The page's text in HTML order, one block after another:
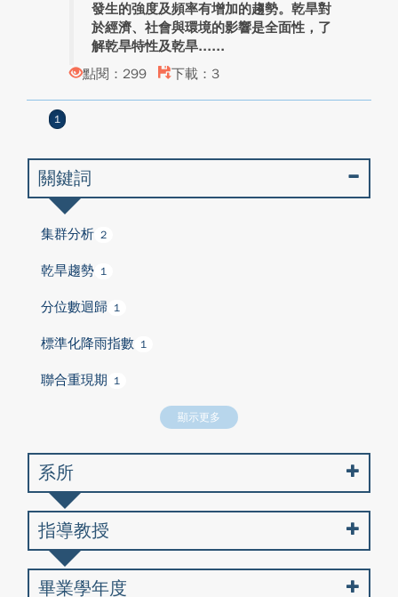
發生的強度及頻率有增加的趨勢。乾旱對
於經濟、社會與環境的影響是全面性，了
解乾旱特性及乾旱...
點閱：299
下載：3
1
關鍵詞
集群分析 2
乾旱趨勢 1
分位數迴歸 1
標準化降雨指數 1
聯合重現期 1
顯示更多
系所
指導教授
畢業學年度